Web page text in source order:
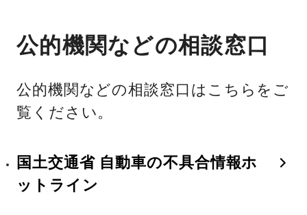
公的機関などの相談窓口
公的機関などの相談窓口はこちらをご
覧ください。
国土交通省 自動車の不具合情報ホ
ットライン